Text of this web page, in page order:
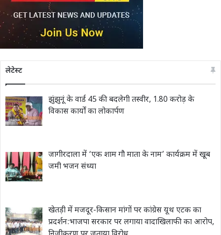
लेटेस्ट
झुंझुनूं के वार्ड 45 की बदलेगी तस्वीर, 1.80 करोड़ के
विकास कार्यों का लोकार्पण
जागीरदाला में ‘एक शाम गौ माता के नाम’ कार्यक्रम में खूब
जमी भजन संध्या
खेतड़ी में मजदूर-किसान मांगों पर कांग्रेस यूथ एटक का
प्रदर्शन:भाजपा सरकार पर लगाया वादाखिलाफी का आरोप,